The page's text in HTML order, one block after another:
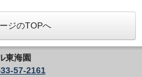
意をもってお迎えさせて頂きます。
呂割引 ￥4000税別→￥3000税別
のためご希望に添えない場合がありま
ジのTOPへ
東海園
57-2161